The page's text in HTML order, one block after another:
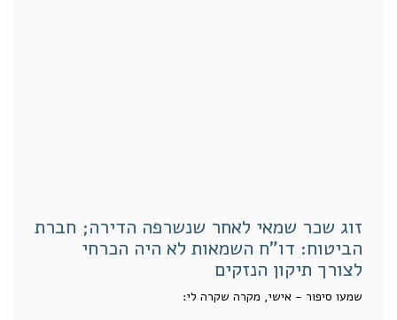
זוג שכר שמאי לאחר שנשרפה הדירה; חברת
הביטוח: דו"ח השמאות לא היה הכרחי
לצורך תיקון הנזקים
שמעו סיפור - אישי, מקרה שקרה לי: